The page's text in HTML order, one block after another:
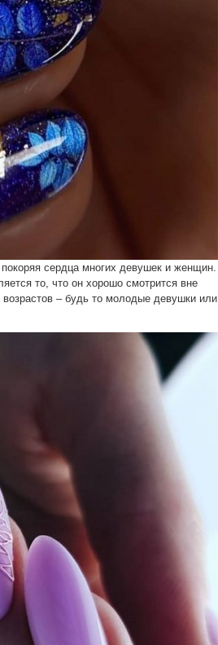
сердца многих девушек и женщин.
то, что он хорошо смотрится вне
– будь то молодые девушки или